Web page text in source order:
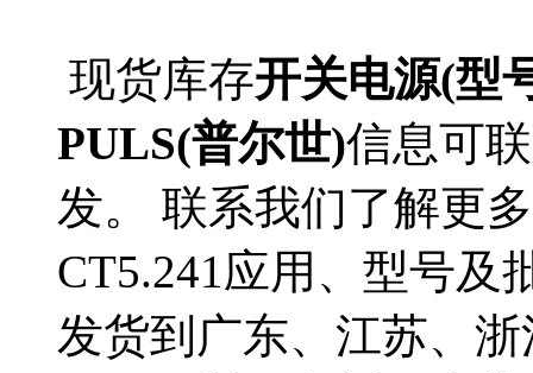
现货库存开关电源(型
PULS(普尔世)信息可
发。 联系我们了解更
CT5.241应用、型号及
发货到广东、江苏、